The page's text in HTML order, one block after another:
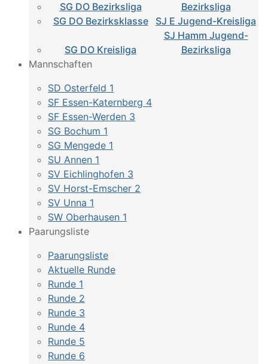
SG DO Bezirksliga
Bezirksliga
SG DO Bezirksklasse
SJ E Jugend-Kreisliga
SG DO Kreisliga
SJ Hamm Jugend-
Bezirksliga
Mannschaften
SD Osterfeld 1
SF Essen-Katernberg 4
SF Essen-Werden 3
SG Bochum 1
SG Mengede 1
SU Annen 1
SV Eichlinghofen 3
SV Horst-Emscher 2
SV Unna 1
SW Oberhausen 1
Paarungsliste
Paarungsliste
Aktuelle Runde
Runde 1
Runde 2
Runde 3
Runde 4
Runde 5
Runde 6